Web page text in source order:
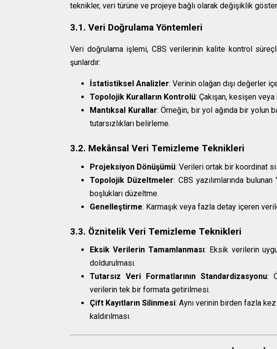
teknikler, veri türüne ve projeye bağlı olarak değişiklik
3.1. Veri Doğrulama Yöntemleri
Veri doğrulama işlemi, CBS verilerinin kalite kontrol
şunlardır:
İstatistiksel Analizler: Verinin olağan dışı değerler
Topolojik Kuralların Kontrolü: Çakışan, kesişen
Mantıksal Kurallar: Örneğin, bir yol ağında bir yolun
tutarsızlıkları belirleme.
3.2. Mekânsal Veri Temizleme Teknikleri
Projeksiyon Dönüşümü: Verileri ortak bir koordinat
Topolojik Düzeltmeler: CBS yazılımlarında
boşlukları düzeltme.
Genelleştirme: Karmaşık veya fazla detay içeren
3.3. Öznitelik Veri Temizleme Teknikleri
Eksik Verilerin Tamamlanması: Eksik verilerin
doldurulması.
Tutarsız Veri Formatlarının Standardizasyonu:
verilerin tek bir formata getirilmesi.
Çift Kayıtların Silinmesi: Aynı verinin birden fazla
kaldırılması.